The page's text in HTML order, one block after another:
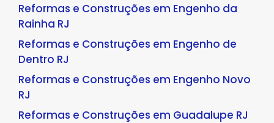
Reformas e Construções em Engenho da
Rainha RJ
Reformas e Construções em Engenho de
Dentro RJ
Reformas e Construções em Engenho Novo
RJ
Reformas e Construções em Guadalupe RJ